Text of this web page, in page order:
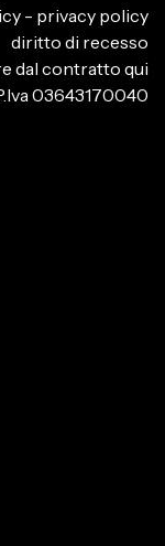
- privacy policy
diritto di recesso
dal contratto qui
03643170040